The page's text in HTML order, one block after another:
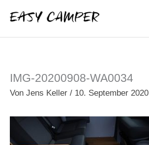
Inhalt
springen
IMG-20200908-WA0034
Von Jens Keller / 10. September 2020